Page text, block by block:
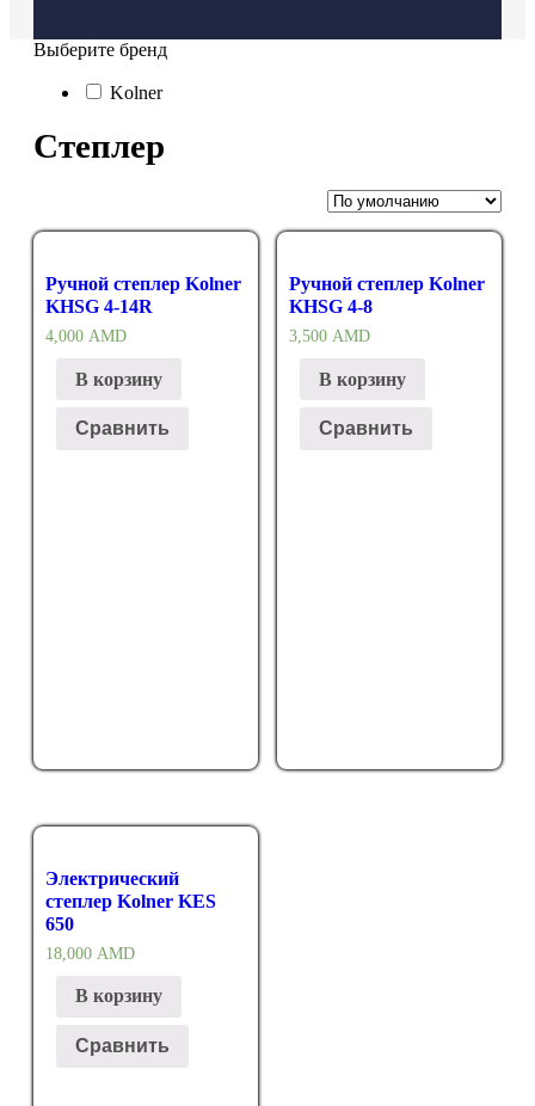
Выберите бренд
Kolner
Степлер
Ручной степлер Kolner
KHSG 4-14R
4,000 AMD
В корзину
Сравнить
Ручной степлер Kolner
KHSG 4-8
3,500 AMD
В корзину
Сравнить
Электрический
степлер Kolner KES
650
18,000 AMD
В корзину
Сравнить